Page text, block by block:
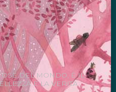
DEL MONDO, È IL
E LA VERITÀ...